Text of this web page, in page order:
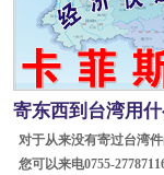
寄东西到台湾用
对于从来没有寄过台湾
您可以来电0755-